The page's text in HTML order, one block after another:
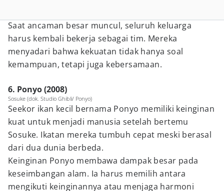
Saat ancaman besar muncul, seluruh keluarga
harus kembali bekerja sebagai tim. Mereka
menyadari bahwa kekuatan tidak hanya soal
kemampuan, tetapi juga kebersamaan.
6. Ponyo (2008)
Sosuke (dok. Studio Ghibli/ Ponyo)
Seekor ikan kecil bernama Ponyo memiliki keinginan
kuat untuk menjadi manusia setelah bertemu
Sosuke. Ikatan mereka tumbuh cepat meski berasal
dari dua dunia berbeda.
Keinginan Ponyo membawa dampak besar pada
keseimbangan alam. Ia harus memilih antara
mengikuti keinginannya atau menjaga harmoni